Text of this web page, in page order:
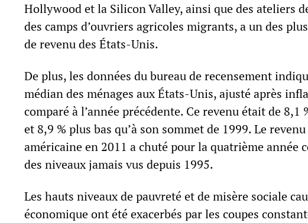
Hollywood et la Silicon Valley, ainsi que des ateliers
des camps d’ouvriers agricoles migrants, a un des
de revenu des États-Unis.
De plus, les données du bureau de recensement
médian des ménages aux États-Unis, ajusté après
comparé à l’année précédente. Ce revenu était de 8,1
et 8,9 % plus bas qu’à son sommet de 1999. Le
américaine en 2011 a chuté pour la quatrième année
des niveaux jamais vus depuis 1995.
Les hauts niveaux de pauvreté et de misère sociale
économique ont été exacerbés par les coupes